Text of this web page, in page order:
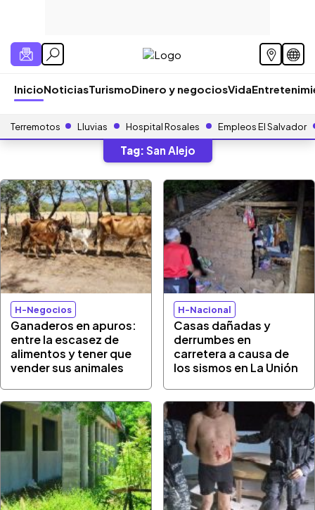
InicioNoticiasTurismoDinero y negociosVida
Terremotos Lluvias Hospital Rosales Empleos El Salvador
Tag: San Alejo
H-Negocios
Ganaderos en apuros:
entre la escasez de
alimentos y tener que
vender sus animales
H-Nacional
Casas dañadas y
derrumbes en
carretera a causa de
los sismos en La Unión